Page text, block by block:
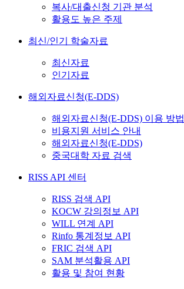
복사/대출신청 기관 분석
활용도 높은 주제
최신/인기 학술자료
최신자료
인기자료
해외자료신청(E-DDS)
해외자료신청(E-DDS) 이용 방법
비용지원 서비스 안내
해외자료신청(E-DDS)
중국대학 자료 검색
RISS API 센터
RISS 검색 API
KOCW 강의정보 API
WILL 연계 API
Rinfo 통계정보 API
FRIC 검색 API
SAM 분석활용 API
활용 및 참여 현황